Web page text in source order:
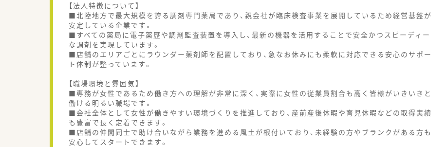
【法人特徴について】
■北陸地方で最大規模を誇る調剤専門薬局であり、親会社が臨床検査事業を展開しているため経営基盤が
安定している企業です。
■すべての薬局に電子薬歴や調剤監査装置を導入し、最新の機器を活用することで安全かつスピーディー
な調剤を実現しています。
■店舗のエリアごとにラウンダー薬剤師を配置しており、急なお休みにも柔軟に対応できる安心のサポー
ト体制が整っています。
【職場環境と雰囲気】
■専務が女性であるため働き方への理解が非常に深く、実際に女性の従業員割合も高く皆様がいきいきと
働ける明るい職場です。
■会社全体として女性が働きやすい環境づくりを推進しており、産前産後休暇や育児休暇などの取得実績
も豊富で長く定着できます。
■店舗の仲間同士で助け合いながら業務を進める風土が根付いており、未経験の方やブランクがある方も
安心してスタートできます。